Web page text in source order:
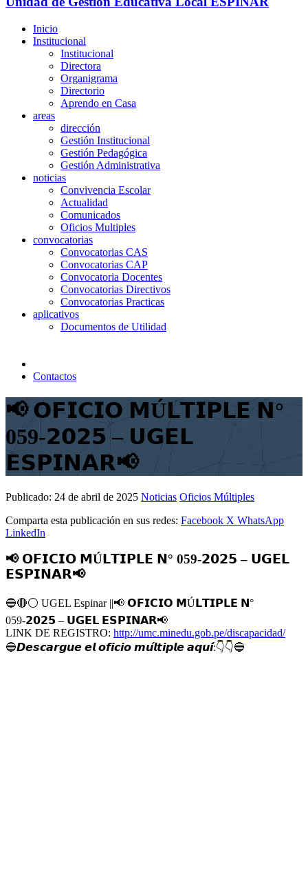
Inicio
Institucional
Institucional
Directora
Organigrama
Directorio
Aprendo en Casa
areas
dirección
Gestión Institucional
Gestión Pedagógica
Gestión Administrativa
noticias
Convivencia Escolar
Actualidad
Comunicados
Oficios Multiples
convocatorias
Convocatorias CAS
Convocatorias CAP
Convocatoria Docentes
Convocatorias Directivos
Convocatorias Practicas
aplicativos
Documentos de Utilidad
Contactos
📢 𝗢𝗙𝗜𝗖𝗜𝗢 𝗠Ú𝗟𝗧𝗜𝗣𝗟𝗘 𝗡°
059-𝟮𝟬𝟮𝟱 – 𝗨𝗚𝗘𝗟
𝗘𝗦𝗣𝗜𝗡𝗔𝗥📢
Publicado: 24 de abril de 2025 Noticias Oficios Múltiples
Comparta esta publicación en sus redes: Facebook X WhatsApp
LinkedIn
📢 𝗢𝗙𝗜𝗖𝗜𝗢 𝗠Ú𝗟𝗧𝗜𝗣𝗟𝗘 𝗡° 059-𝟮𝟬𝟮𝟱 – 𝗨𝗚𝗘𝗟
𝗘𝗦𝗣𝗜𝗡𝗔𝗥📢
🔵🔴⚪️ UGEL Espinar ||📢 𝗢𝗙𝗜𝗖𝗜𝗢 𝗠Ú𝗟𝗧𝗜𝗣𝗟𝗘 𝗡°
059-𝟮𝟬𝟮𝟱 – 𝗨𝗚𝗘𝗟 𝗘𝗦𝗣𝗜𝗡𝗔𝗥📢
LINK DE REGISTRO: http://umc.minedu.gob.pe/discapacidad/
🔵𝘿𝙚𝙨𝙘𝙖𝙧𝙜𝙪𝙚 𝙚𝙡 𝙤𝙛𝙞𝙘𝙞𝙤 𝙢𝙪́𝙡𝙩𝙞𝙥𝙡𝙚 𝙖𝙦𝙪𝙞́:👇👇🔵